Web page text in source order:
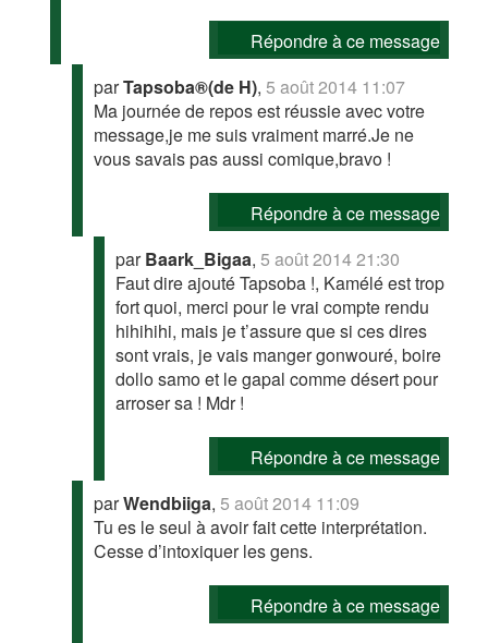
Répondre à ce message
parTapsoba®(de H),5 août 2014 11:07
Ma journée de repos est réussie avec votre
message,je me suis vraiment marré.Je ne
vous savais pas aussi comique,bravo !
Répondre à ce message
parBaark_Bigaa,5 août 2014 21:30
Faut dire ajouté Tapsoba !, Kamélé est trop
fort quoi, merci pour le vrai compte rendu
hihihihi, mais je t’assure que si ces dires
sont vrais, je vais manger gonwouré, boire
dollo samo et le gapal comme désert pour
arroser sa ! Mdr !
Répondre à ce message
parWendbiiga,5 août 2014 11:09
Tu es le seul à avoir fait cette interprétation.
Cesse d’intoxiquer les gens.
Répondre à ce message